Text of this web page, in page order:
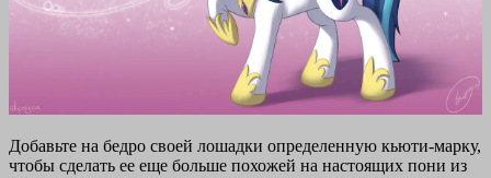
Добавьте на бедро своей лошадки определенную кьюти-марку,
чтобы сделать ее еще больше похожей на настоящих пони из